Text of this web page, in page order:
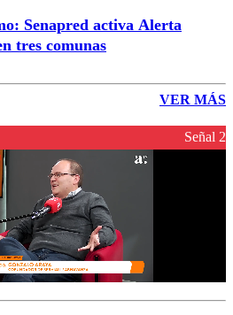
Senapred activa Alerta
tres comunas
VER MÁS
Señal 2